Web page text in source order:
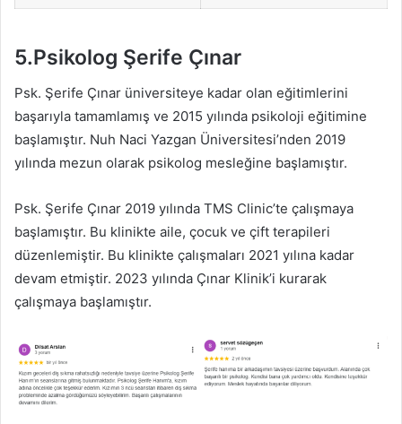
5.Psikolog Şerife Çınar
Psk. Şerife Çınar üniversiteye kadar olan eğitimlerini
başarıyla tamamlamış ve 2015 yılında psikoloji eğitimine
başlamıştır. Nuh Naci Yazgan Üniversitesi’nden 2019
yılında mezun olarak psikolog mesleğine başlamıştır.
Psk. Şerife Çınar 2019 yılında TMS Clinic’te çalışmaya
başlamıştır. Bu klinikte aile, çocuk ve çift terapileri
düzenlemiştir. Bu klinikte çalışmaları 2021 yılına kadar
devam etmiştir. 2023 yılında Çınar Klinik’i kurarak
çalışmaya başlamıştır.